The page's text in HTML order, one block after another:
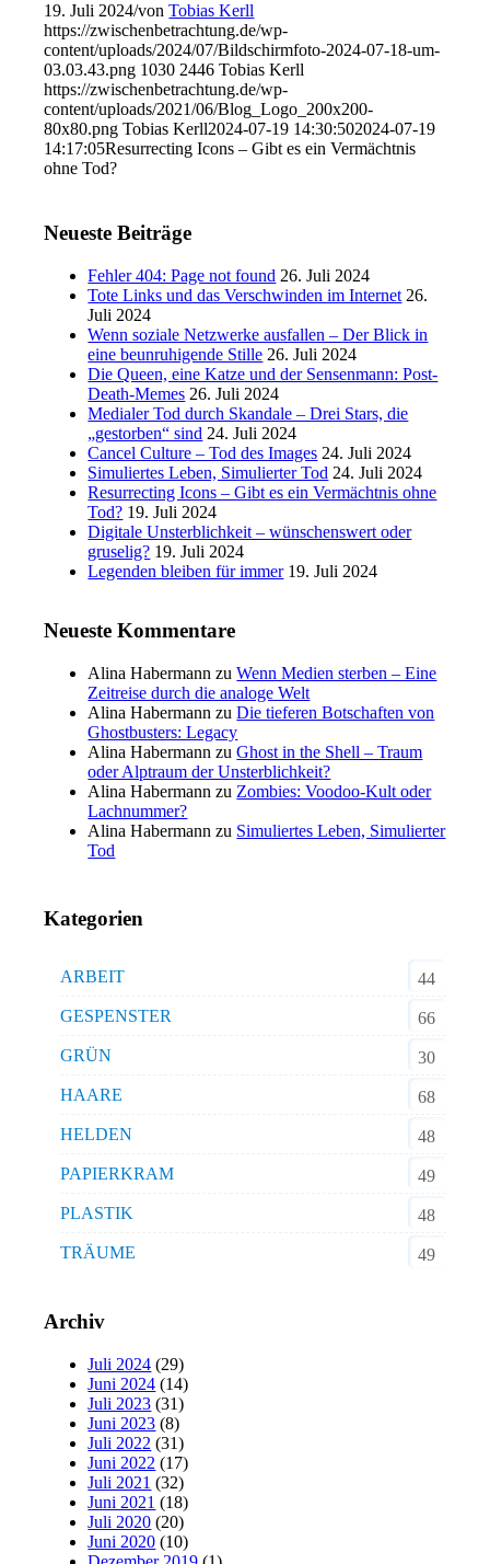
19. Juli 2024/vonTobias Kerll
https://zwischenbetrachtung.de/wp-
content/uploads/2024/07/Bildschirmfoto-2024-07-18-um-
03.03.43.png 1030 2446 Tobias Kerll
https://zwischenbetrachtung.de/wp-
content/uploads/2021/06/Blog_Logo_200x200-
80x80.png Tobias Kerll2024-07-19 14:30:502024-07-19
14:17:05Resurrecting Icons – Gibt es ein Vermächtnis
ohne Tod?
Neueste Beiträge
Fehler 404: Page not found 26. Juli 2024
Tote Links und das Verschwinden im Internet 26.
Juli 2024
Wenn soziale Netzwerke ausfallen – Der Blick in
eine beunruhigende Stille 26. Juli 2024
Die Queen, eine Katze und der Sensenmann: Post-
Death-Memes 26. Juli 2024
Medialer Tod durch Skandale – Drei Stars, die
„gestorben“ sind 24. Juli 2024
Cancel Culture – Tod des Images 24. Juli 2024
Simuliertes Leben, Simulierter Tod 24. Juli 2024
Resurrecting Icons – Gibt es ein Vermächtnis ohne
Tod? 19. Juli 2024
Digitale Unsterblichkeit – wünschenswert oder
gruselig? 19. Juli 2024
Legenden bleiben für immer 19. Juli 2024
Neueste Kommentare
Alina Habermann zuWenn Medien sterben – Eine
Zeitreise durch die analoge Welt
Alina Habermann zuDie tieferen Botschaften von
Ghostbusters: Legacy
Alina Habermann zuGhost in the Shell – Traum
oder Alptraum der Unsterblichkeit?
Alina Habermann zu Zombies: Voodoo-Kult oder
Lachnummer?
Alina Habermann zu Simuliertes Leben, Simulierter
Tod
Kategorien
ARBEIT
44
GESPENSTER
66
GRÜN
30
HAARE
68
HELDEN
48
PAPIERKRAM
49
PLASTIK
48
TRÄUME
49
Archiv
Juli 2024 (29)
Juni 2024 (14)
Juli 2023 (31)
Juni 2023 (8)
Juli 2022 (31)
Juni 2022 (17)
Juli 2021 (32)
Juni 2021 (18)
Juli 2020 (20)
Juni 2020 (10)